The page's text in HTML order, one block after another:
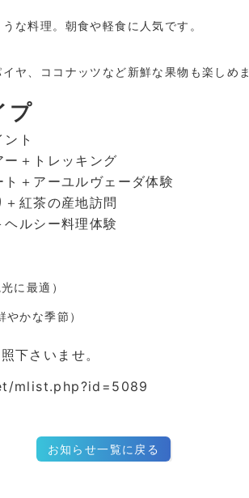
な料理。朝食や軽食に人気です。
ヤ、ココナッツなど新鮮な果物も楽しめま
プ
ト
ー＋トレッキング
ト＋アーユルヴェーダ体験
紅茶の産地訪問
ヘルシー料理体験
に最適）
やかな季節）
下さいませ。
mlist.php?id=5089
お知らせ一覧に戻る